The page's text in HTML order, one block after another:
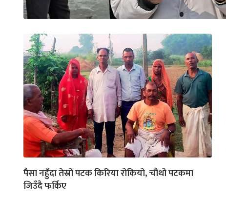
पैसा नहुँदा तेस्रो पटक किरिया रोकियो, चौथो पटकमा
जिउँदै फर्किए